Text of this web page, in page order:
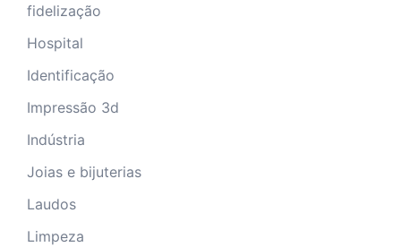
fidelização
Hospital
Identificação
Impressão 3d
Indústria
Joias e bijuterias
Laudos
Limpeza